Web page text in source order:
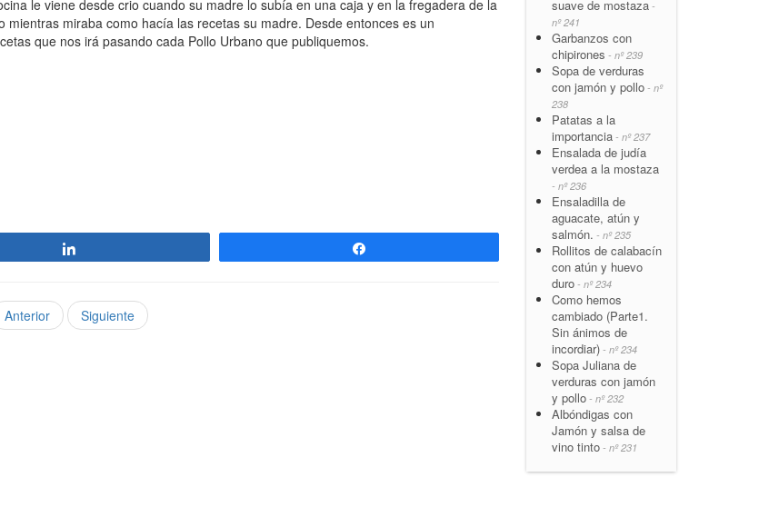
le viene desde crio cuando su madre lo subía en una caja y en la fregadera de la
miraba como hacía las recetas su madre. Desde entonces es un
que nos irá pasando cada Pollo Urbano que publiquemos.
Anterior Siguiente
suave de mostaza -
nº 241
Garbanzos con
chipirones - nº 239
Sopa de verduras
con jamón y pollo - nº
238
Patatas a la
importancia - nº 237
Ensalada de judía
verdea a la mostaza
- nº 236
Ensaladilla de
aguacate, atún y
salmón. - nº 235
Rollitos de calabacín
con atún y huevo
duro - nº 234
Como hemos
cambiado (Parte1.
Sin ánimos de
incordiar) - nº 234
Sopa Juliana de
verduras con jamón
y pollo - nº 232
Albóndigas con
Jamón y salsa de
vino tinto - nº 231